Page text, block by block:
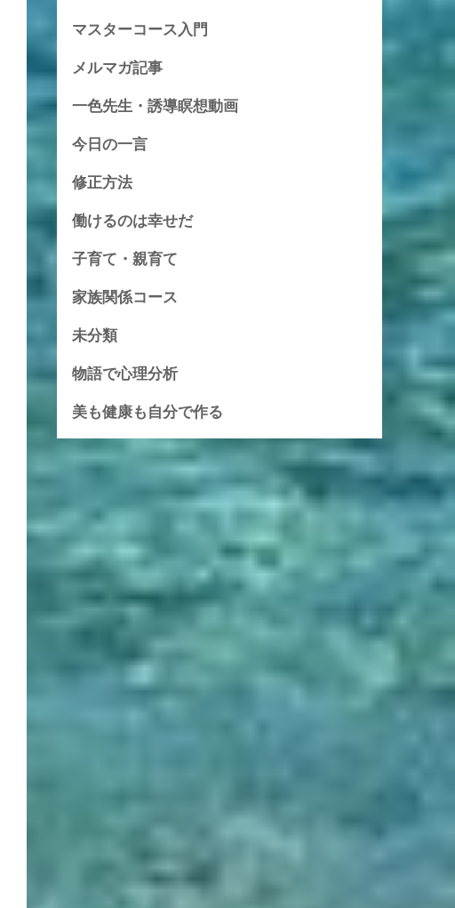
マスターコース入門
メルマガ記事
一色先生・誘導瞑想動画
今日の一言
修正方法
働けるのは幸せだ
子育て・親育て
家族関係コース
未分類
物語で心理分析
美も健康も自分で作る